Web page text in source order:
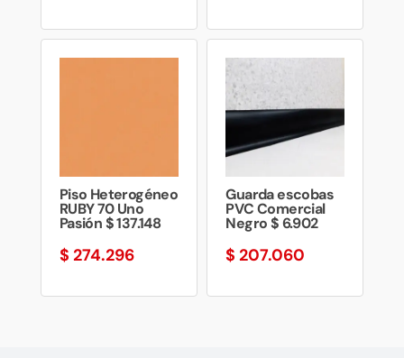
Piso Heterogéneo
RUBY 70 Uno
Pasión $ 137.148
$ 274.296
Guarda escobas
PVC Comercial
Negro $ 6.902
$ 207.060